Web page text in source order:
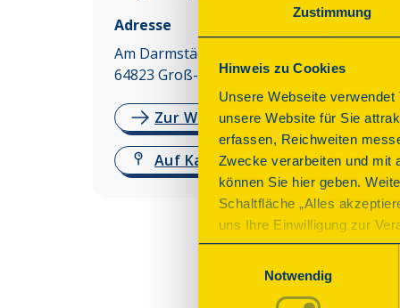
Zustimmung
Hinweis zu Cookies
Unsere Webseite
unsere Website für Sie
erfassen, Reichweiten
Zwecke verarbeiten und mit
können Sie hier geben.
Schaltfläche „Alles
uns Ihre Einwilligung zur
des Onlineangebots nicht
mit „Speichern“
Notwendig
Adresse
Am Darmstädter Schloß 2
64823 Groß-Umstadt
Zur Website
Auf Karte anzeigen